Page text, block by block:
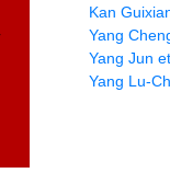
Kan
Yang
Yang Jun
Yang Lu-